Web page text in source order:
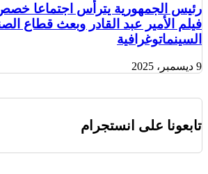
رئيس الجمهورية يترأس اجتماعا
فيلم الأمير عبد القادر وبعث قطاع
السينماتوغرافية
9 ديسمبر، 2025
تابعونا على انستجرام